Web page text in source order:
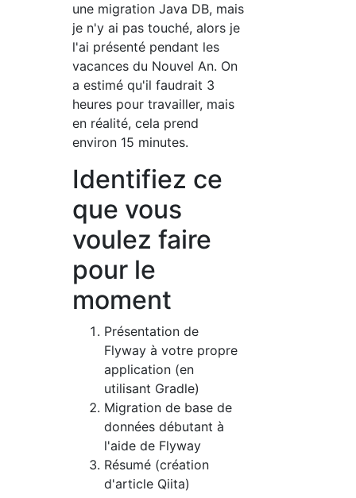
une migration Java DB, mais
je n'y ai pas touché, alors je
l'ai présenté pendant les
vacances du Nouvel An. On
a estimé qu'il faudrait 3
heures pour travailler, mais
en réalité, cela prend
environ 15 minutes.
Identifiez ce
que vous
voulez faire
pour le
moment
Présentation de
Flyway à votre propre
application (en
utilisant Gradle)
Migration de base de
données débutant à
l'aide de Flyway
Résumé (création
d'article Qiita)